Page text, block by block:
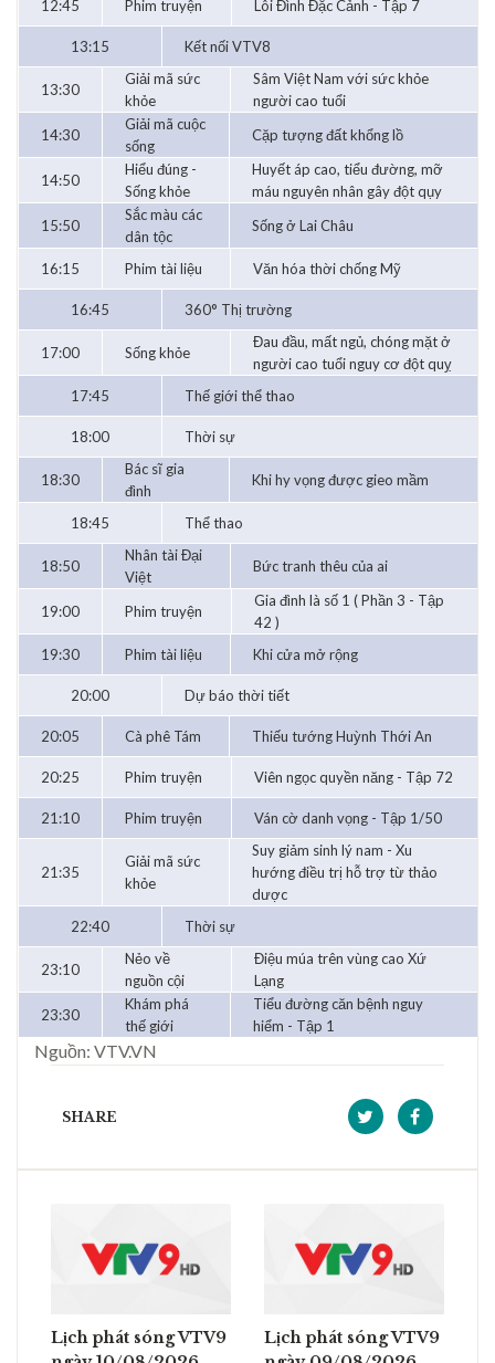
12:45 Phim truyện Lôi Đình Đặc Cảnh - Tập 7
13:15 Kết nối VTV8
13:30
Giải mã sức
khỏe
Sâm Việt Nam với sức khỏe
người cao tuổi
14:30
Giải mã cuộc
sống
Cặp tượng đất khổng lồ
14:50
Hiểu đúng -
Sống khỏe
Huyết áp cao, tiểu đường, mỡ
máu nguyên nhân gây đột qụy
15:50
Sắc màu các
dân tộc
Sống ở Lai Châu
16:15 Phim tài liệu Văn hóa thời chống Mỹ
16:45 360° Thị trường
17:00 Sống khỏe
Đau đầu, mất ngủ, chóng mặt ở
người cao tuổi nguy cơ đột quỵ
17:45
Thế giới thể thao
18:00 Thời sự
18:30
Bác sĩ gia
đình
Khi hy vọng được gieo mầm
18:45 Thể thao
18:50
Nhân tài Đại
Việt
Bức tranh thêu của ai
19:00 Phim truyện
Gia đình là số 1 ( Phần 3 - Tập
42 )
19:30
Phim tài liệu Khi cửa mở rộng
20:00 Dự báo thời tiết
20:05 Cà phê Tám Thiếu tướng Huỳnh Thới An
20:25 Phim truyện Viên ngọc quyền năng - Tập 72
21:10 Phim truyện Ván cờ danh vọng - Tập 1/50
21:35
Giải mã sức
khỏe
Suy giảm sinh lý nam - Xu
hướng điều trị hỗ trợ từ thảo
dược
22:40
Thời sự
23:10
Nẻo về
nguồn cội
Điệu múa trên vùng cao Xứ
Lạng
23:30
Khám phá
thế giới
Tiểu đường căn bệnh nguy
hiểm - Tập 1
Nguồn: VTV.VN
SHARE
Lịch phát sóng VTV9
Lịch phát sóng VTV9